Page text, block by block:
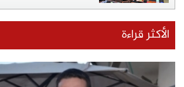
الأكثر قراءة